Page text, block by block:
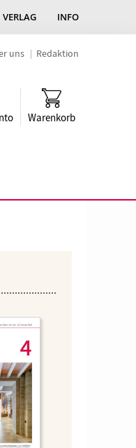
VERLAG INFO
uns Redaktion
Warenkorb